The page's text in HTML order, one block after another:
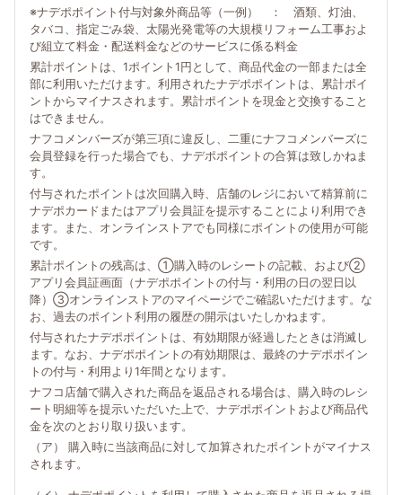
※ナデポポイント付与対象外商品等（一例） ： 酒類、灯油、
タバコ、指定ごみ袋、太陽光発電等の大規模リフォーム工事およ
び組立て料金・配送料金などのサービスに係る料金
累計ポイントは、1ポイント1円として、商品代金の一部または全
部に利用いただけます。利用されたナデポポイントは、累計ポイ
ントからマイナスされます。累計ポイントを現金と交換すること
はできません。
ナフコメンバーズが第三項に違反し、二重にナフコメンバーズに
会員登録を行った場合でも、ナデポポイントの合算は致しかねま
す。
付与されたポイントは次回購入時、店舗のレジにおいて精算前に
ナデポカードまたはアプリ会員証を提示することにより利用でき
ます。また、オンラインストアでも同様にポイントの使用が可能
です。
累計ポイントの残高は、①購入時のレシートの記載、および②
アプリ会員証画面（ナデポポイントの付与・利用の日の翌日以
降）③オンラインストアのマイページでご確認いただけます。な
お、過去のポイント利用の履歴の開示はいたしかねます。
付与されたナデポポイントは、有効期限が経過したときは消滅し
ます。なお、ナデポポイントの有効期限は、最終のナデポポイン
トの付与・利用より1年間となります。
ナフコ店舗で購入された商品を返品される場合は、購入時のレシ
ート明細等を提示いただいた上で、ナデポポイントおよび商品代
金を次のとおり取り扱います。
（ア） 購入時に当該商品に対して加算されたポイントがマイナス
されます。